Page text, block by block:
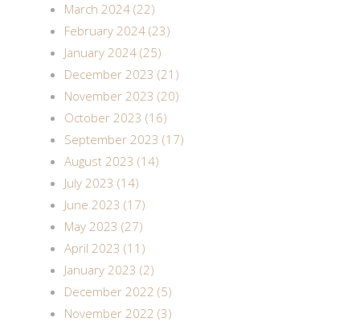
March 2024 (22)
February 2024 (23)
January 2024 (25)
December 2023 (21)
November 2023 (20)
October 2023 (16)
September 2023 (17)
August 2023 (14)
July 2023 (14)
June 2023 (17)
May 2023 (27)
April 2023 (11)
January 2023 (2)
December 2022 (5)
November 2022 (3)